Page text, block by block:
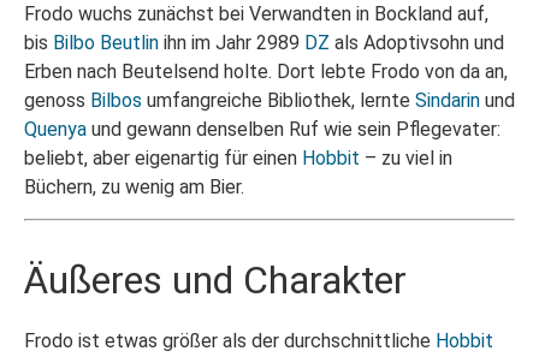
Frodo wuchs zunächst bei Verwandten in Bockland auf,
bis Bilbo Beutlin ihn im Jahr 2989 DZ als Adoptivsohn und
Erben nach Beutelsend holte. Dort lebte Frodo von da an,
genoss Bilbos umfangreiche Bibliothek, lernte Sindarin und
Quenya und gewann denselben Ruf wie sein Pflegevater:
beliebt, aber eigenartig für einen Hobbit – zu viel in
Büchern, zu wenig am Bier.
Äußeres und Charakter
Frodo ist etwas größer als der durchschnittliche Hobbit